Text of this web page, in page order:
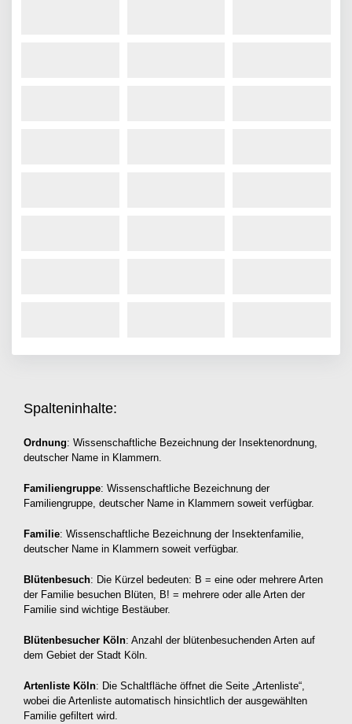
Spalteninhalte:
Ordnung: Wissenschaftliche Bezeichnung der Insektenordnung,
deutscher Name in Klammern.
Familiengruppe: Wissenschaftliche Bezeichnung der
Familiengruppe, deutscher Name in Klammern soweit verfügbar.
Familie: Wissenschaftliche Bezeichnung der Insektenfamilie,
deutscher Name in Klammern soweit verfügbar.
Blütenbesuch: Die Kürzel bedeuten: B = eine oder mehrere Arten
der Familie besuchen Blüten, B! = mehrere oder alle Arten der
Familie sind wichtige Bestäuber.
Blütenbesucher Köln: Anzahl der blütenbesuchenden Arten auf
dem Gebiet der Stadt Köln.
Artenliste Köln: Die Schaltfläche öffnet die Seite „Artenliste“,
wobei die Artenliste automatisch hinsichtlich der ausgewählten
Familie gefiltert wird.